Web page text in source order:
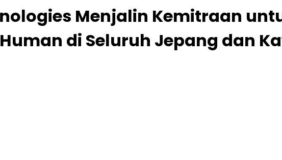
Menjalin Kemitraan
di Seluruh Jepang dan